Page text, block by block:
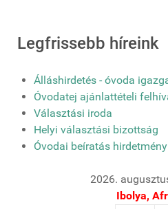
Legfrissebb híreink
Álláshirdetés - óvoda
Óvodatej ajánlattételi
Választási iroda
Helyi választási bizottság
Óvodai beíratás hirdetmény
2026.
Ibolya,